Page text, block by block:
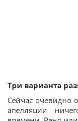
Три варианта
Сейчас очевидно
апелляции